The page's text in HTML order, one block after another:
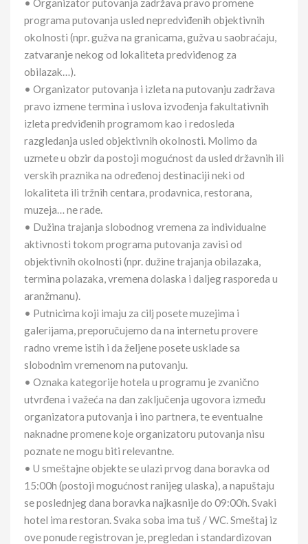
• Organizator putovanja zadržava pravo promene
programa putovanja usled nepredviđenih objektivnih
okolnosti (npr. gužva na granicama, gužva u saobraćaju,
zatvaranje nekog od lokaliteta predviđenog za
obilazak…).
• Organizator putovanja i izleta na putovanju zadržava
pravo izmene termina i uslova izvođenja fakultativnih
izleta predviđenih programom kao i redosleda
razgledanja usled objektivnih okolnosti. Molimo da
uzmete u obzir da postoji mogućnost da usled državnih ili
verskih praznika na određenoj destinaciji neki od
lokaliteta ili tržnih centara, prodavnica, restorana,
muzeja… ne rade.
• Dužina trajanja slobodnog vremena za individualne
aktivnosti tokom programa putovanja zavisi od
objektivnih okolnosti (npr. dužine trajanja obilazaka,
termina polazaka, vremena dolaska i daljeg rasporeda u
aranžmanu).
• Putnicima koji imaju za cilj posete muzejima i
galerijama, preporučujemo da na internetu provere
radno vreme istih i da željene posete usklade sa
slobodnim vremenom na putovanju.
• Oznaka kategorije hotela u programu je zvanično
utvrđena i važeća na dan zaključenja ugovora između
organizatora putovanja i ino partnera, te eventualne
naknadne promene koje organizatoru putovanja nisu
poznate ne mogu biti relevantne.
• U smeštajne objekte se ulazi prvog dana boravka od
15:00h (postoji mogućnost ranijeg ulaska), a napuštaju
se poslednjeg dana boravka najkasnije do 09:00h. Svaki
hotel ima restoran. Svaka soba ima tuš / WC. Smeštaj iz
ove ponude registrovan je, pregledan i standardizovan